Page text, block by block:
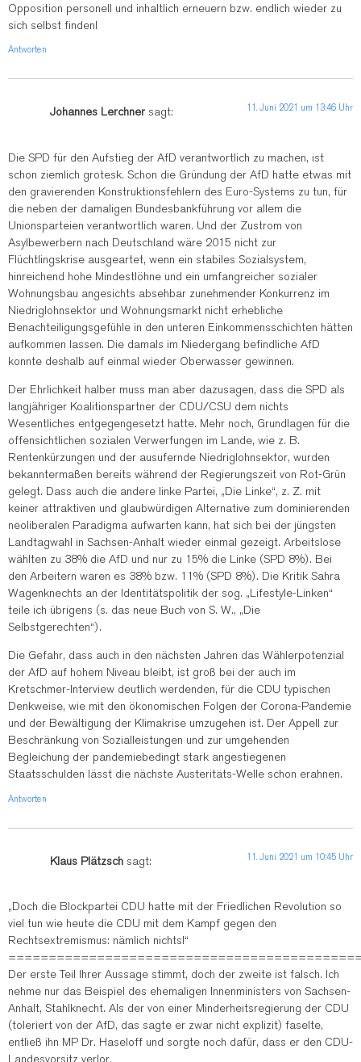
Opposition personell und inhaltlich erneuern bzw. endlich wieder zu
sich selbst finden!
Antworten
Johannes Lerchner sagt: 11. Juni 2021 um 13:46 Uhr
Die SPD für den Aufstieg der AfD verantwortlich zu machen, ist
schon ziemlich grotesk. Schon die Gründung der AfD hatte etwas mit
den gravierenden Konstruktionsfehlern des Euro-Systems zu tun, für
die neben der damaligen Bundesbankführung vor allem die
Unionsparteien verantwortlich waren. Und der Zustrom von
Asylbewerbern nach Deutschland wäre 2015 nicht zur
Flüchtlingskrise ausgeartet, wenn ein stabiles Sozialsystem,
hinreichend hohe Mindestlöhne und ein umfangreicher sozialer
Wohnungsbau angesichts absehbar zunehmender Konkurrenz im
Niedriglohnsektor und Wohnungsmarkt nicht erhebliche
Benachteiligungsgefühle in den unteren Einkommensschichten hätten
aufkommen lassen. Die damals im Niedergang befindliche AfD
konnte deshalb auf einmal wieder Oberwasser gewinnen.
Der Ehrlichkeit halber muss man aber dazusagen, dass die SPD als
langjähriger Koalitionspartner der CDU/CSU dem nichts
Wesentliches entgegengesetzt hatte. Mehr noch, Grundlagen für die
offensichtlichen sozialen Verwerfungen im Lande, wie z. B.
Rentenkürzungen und der ausufernde Niedriglohnsektor, wurden
bekanntermaßen bereits während der Regierungszeit von Rot-Grün
gelegt. Dass auch die andere linke Partei, „Die Linke“, z. Z. mit
keiner attraktiven und glaubwürdigen Alternative zum dominierenden
neoliberalen Paradigma aufwarten kann, hat sich bei der jüngsten
Landtagwahl in Sachsen-Anhalt wieder einmal gezeigt. Arbeitslose
wählten zu 38% die AfD und nur zu 15% die Linke (SPD 8%). Bei
den Arbeitern waren es 38% bzw. 11% (SPD 8%). Die Kritik Sahra
Wagenknechts an der Identitätspolitik der sog. „Lifestyle-Linken“
teile ich übrigens (s. das neue Buch von S. W., „Die
Selbstgerechten“).
Die Gefahr, dass auch in den nächsten Jahren das Wählerpotenzial
der AfD auf hohem Niveau bleibt, ist groß bei der auch im
Kretschmer-Interview deutlich werdenden, für die CDU typischen
Denkweise, wie mit den ökonomischen Folgen der Corona-Pandemie
und der Bewältigung der Klimakrise umzugehen ist. Der Appell zur
Beschränkung von Sozialleistungen und zur umgehenden
Begleichung der pandemiebedingt stark angestiegenen
Staatsschulden lässt die nächste Austeritäts-Welle schon erahnen.
Antworten
Klaus Plätzsch sagt: 11. Juni 2021 um 10:45 Uhr
„Doch die Blockpartei CDU hatte mit der Friedlichen Revolution so
viel tun wie heute die CDU mit dem Kampf gegen den
Rechtsextremismus: nämlich nichts!“
Der erste Teil Ihrer Aussage stimmt, doch der zweite ist falsch. Ich
nehme nur das Beispiel des ehemaligen Innenministers von Sachsen-
Anhalt, Stahlknecht. Als der von einer Minderheitsregierung der CDU
(toleriert von der AfD, das sagte er zwar nicht explizit) faselte,
entließ ihn MP Dr. Haseloff und sorgte noch dafür, dass er den CDU-